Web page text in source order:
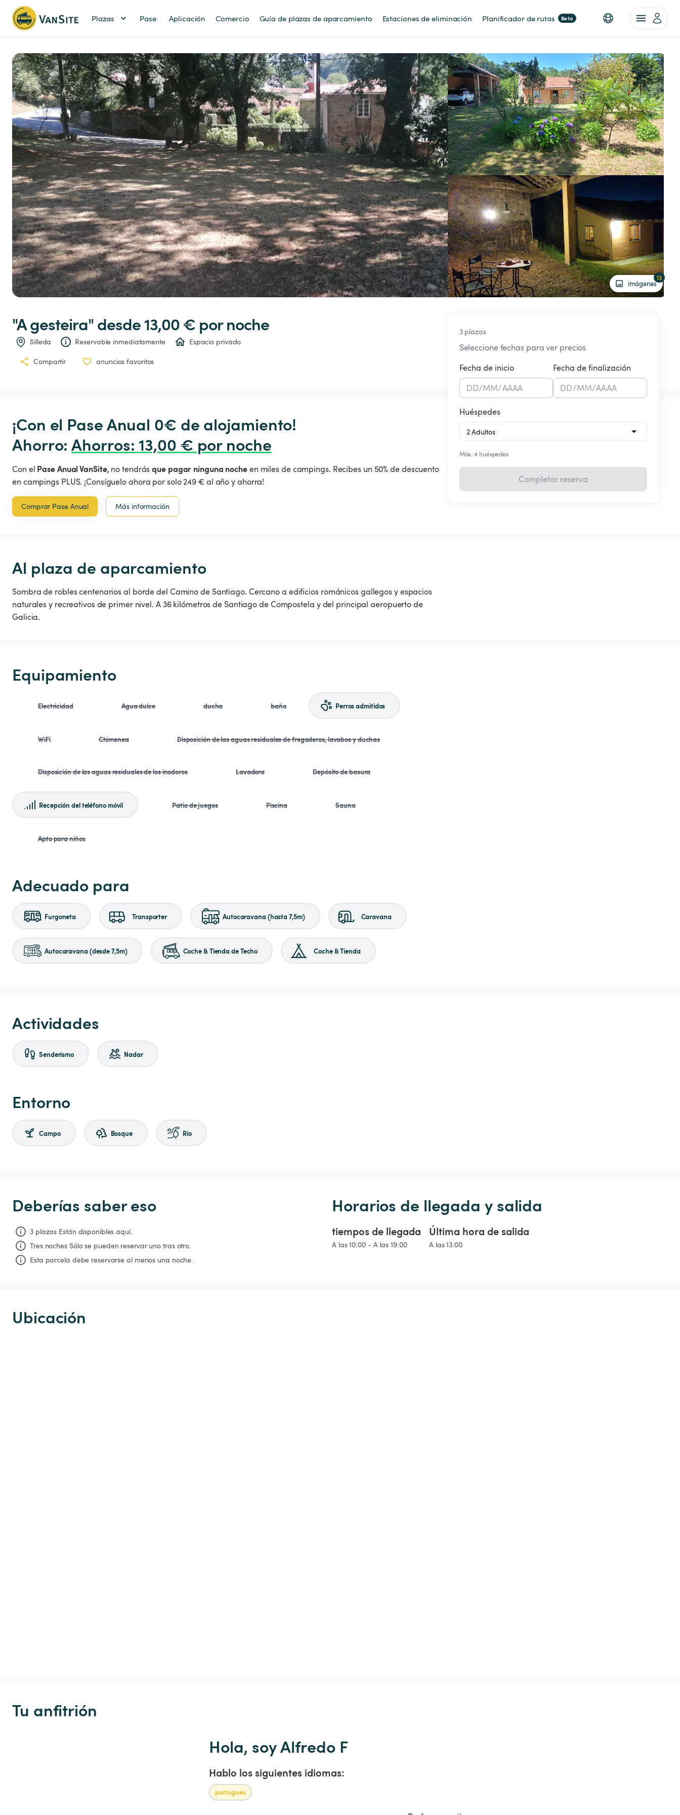
Plazas Pase Aplicación Comercio Guía de plazas de aparcamiento Estaciones de eliminación Planificador de rutas Beta
imágenes
13
"Agesteira" desde 13,00 € por noche
Silleda Reservable inmediatamente Espacio privado
Compartir anuncios favoritos
3 plazas
Seleccione fechas para ver precios
Fecha de inicio
DD/MM/AAAA
Fecha de finalización
DD/MM/AAAA
Huéspedes
Máx. 4 huéspedes
Completar reserva
¡Con el Pase Anual 0€ de alojamiento!
Ahorro: Ahorros: 13,00 € por noche
Con el Pase Anual VanSite, no tendrásque pagar ninguna nocheen miles de campings. Recibes un 50% de descuento
en campings PLUS. ¡Consíguelo ahora por solo 249 € al año y ahorra!
Comprar Pase Anual Más información
Al plaza de aparcamiento
Sombra de robles centenarios al borde del Camino de Santiago. Cercano a edificios románicos gallegos y espacios
naturales y recreativos de primer nivel. A 36 kilómetros de Santiago de Compostela y del principal aeropuerto de
Galicia.
Equipamiento
Electricidad Agua dulce ducha baño Perros admitidos
WiFi Chimenea Disposición de las aguas residuales de fregaderos, lavabos y duchas
Disposición de las aguas residuales de los inodoros Lavadora Depósito de basura
Recepción del teléfono móvil Patio de juegos Piscina Sauna
Apto para niños
Adecuado para
Furgoneta Transporter Autocaravana (hasta 7,5m) Caravana
Autocaravana (desde 7,5m) Coche & Tienda de Techo Coche & Tienda
Actividades
Senderismo Nadar
Entorno
Campo Bosque Río
Deberías saber eso
3 plazas Están disponibles aquí.
Tres noches Sólo se pueden reservar uno tras otro.
Esta parcela debe reservarse al menos una noche .
Horarios de llegada y salida
tiempos de llegada
A las 10:00 - A las 19:00
Última hora de salida
A las 13:00
Ubicación
Tu anfitrión
Hola, soy Alfredo F
Hablo los siguientes idiomas:
portugués